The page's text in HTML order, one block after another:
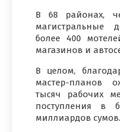
В 68 районах,
магистральные
более 400
магазинов и
В целом,
мастер-планов
тысяч рабочих
поступления в
миллиардов сумов.